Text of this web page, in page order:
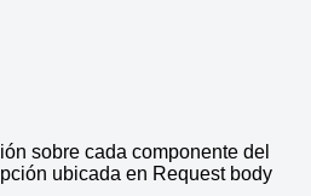
sobre cada componente del
ubicada en Request body